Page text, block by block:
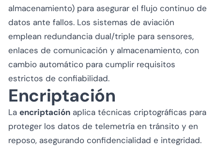
almacenamiento) para asegurar el flujo continuo de
datos ante fallos. Los sistemas de aviación
emplean redundancia dual/triple para sensores,
enlaces de comunicación y almacenamiento, con
cambio automático para cumplir requisitos
estrictos de confiabilidad.
Encriptación
La encriptación aplica técnicas criptográficas para
proteger los datos de telemetría en tránsito y en
reposo, asegurando confidencialidad e integridad.